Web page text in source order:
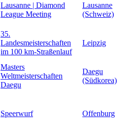
Lausanne | Diamond
League Meeting
Lausanne
(Schweiz)
35.
Landesmeisterschaften
im 100 km-Straßenlauf
Leipzig
Masters
Weltmeisterschaften
Daegu
Daegu
(Südkorea)
Speerwurf Offenburg